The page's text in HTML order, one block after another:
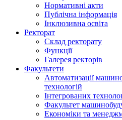
Нормативні акти
Публічна інформація
Інклюзивна освіта
Ректорат
Склад ректорату
Функції
Галерея ректорів
Факультети
Автоматизації
технологій
Інтегрованих
Факультет
Економіки та